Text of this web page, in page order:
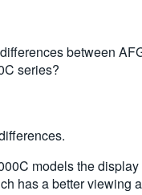
between
series?
models the
has a better viewing